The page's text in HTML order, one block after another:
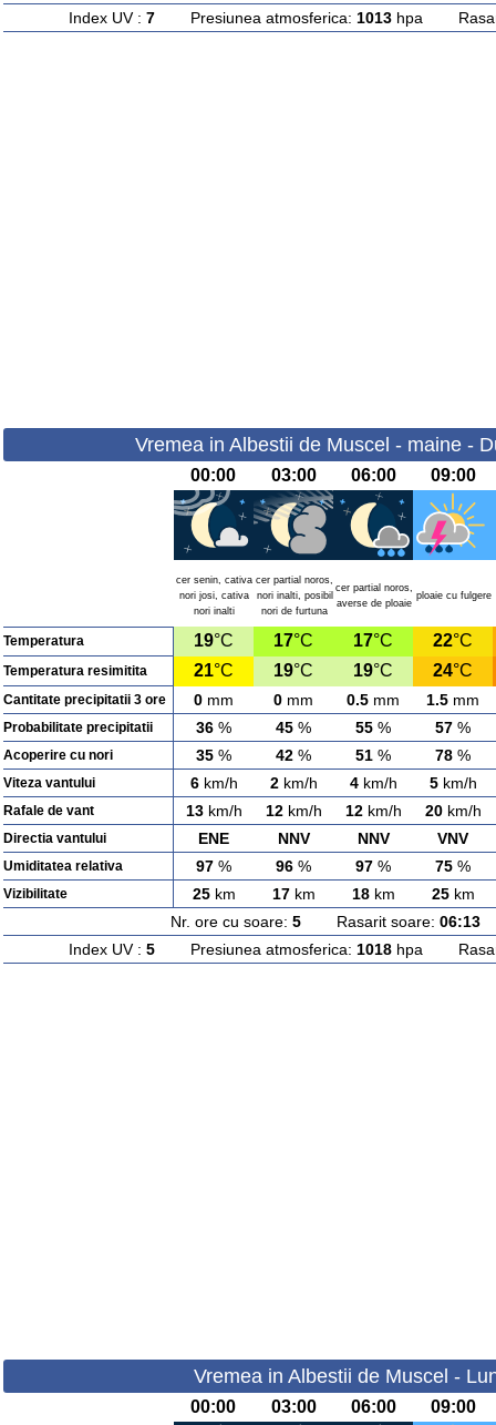
Index UV : 7Presiunea atmosferica: 1013hpa
Vremea in Albestii de Muscel - maine -
00:00 03:00 06:00 09:00
cer senin, cativa
nori josi, cativa
nori inalti
cer partial noros,
nori inalti, posibil
nori de furtuna
cer partial noros,
averse de ploaie
ploaie cu fulgere
Temperatura 19°C 17°C 17°C 22°C
Temperatura resimitita 21°C 19°C 19°C 24°C
Cantitate precipitatii 3 ore 0 mm 0 mm 0.5 mm 1.5 mm
Probabilitate precipitatii 36 % 45 % 55 % 57 %
Acoperire cu nori 35 % 42 % 51 % 78 %
Viteza vantului 6km/h 2km/h 4km/h 5km/h
Rafale de vant 13km/h 12km/h 12km/h 20km/h
Directia vantului ENE NNV NNV VNV
Umiditatea relativa 97 % 96 % 97 % 75 %
Vizibilitate 25km 17km 18km 25km
Nr. ore cu soare: 5Rasarit soare: 06:13
Index UV : 5Presiunea atmosferica: 1018hpa
Vremea in Albestii de Muscel -
00:00 03:00 06:00 09:00